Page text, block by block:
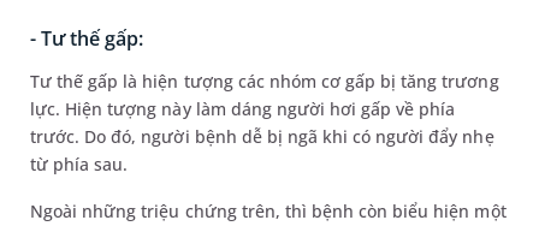
- Tư thế gấp:
Tư thế gấp là hiện tượng các nhóm cơ gấp bị tăng trương
lực. Hiện tượng này làm dáng người hơi gấp về phía
trước. Do đó, người bệnh dễ bị ngã khi có người đẩy nhẹ
từ phía sau.
Ngoài những triệu chứng trên, thì bệnh còn biểu hiện một